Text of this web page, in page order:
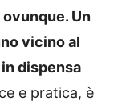
Un
vicino al
dispensa
e pratica, è